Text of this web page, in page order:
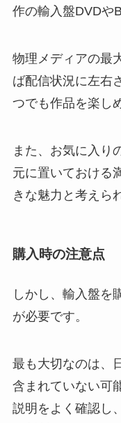
作の輸入盤DVDや
物理メディアの最
ば配信状況に左右
つでも作品を楽し
また、お気に入り
元に置いておける
きな魅力と考えら
購入時の注意点
しかし、輸入盤を
が必要です。
最も大切なのは、
含まれていない可
説明をよく確認し